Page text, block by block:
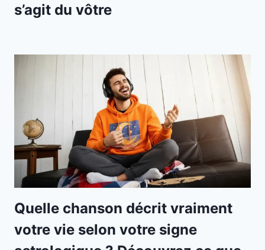
s’agit du vôtre
Quelle chanson décrit vraiment
votre vie selon votre signe